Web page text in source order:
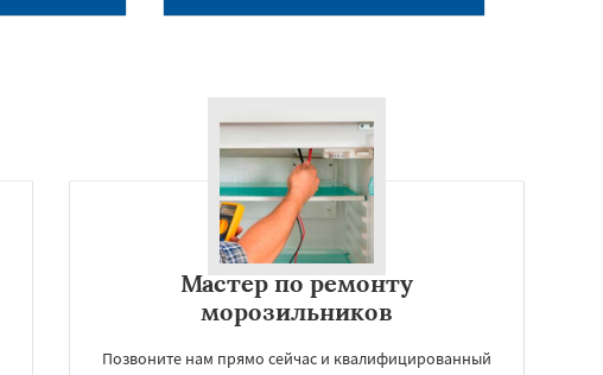
Мастер по ремонту
морозильников
Позвоните нам прямо сейчас и квалифицированный